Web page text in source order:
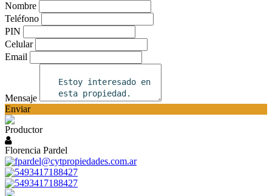
Nombre
Teléfono
PIN
Celular
Email
Mensaje
Enviar
Productor
Florencia Pardel
fpardel@cytpropiedades.com.ar
5493417188427
5493417188427